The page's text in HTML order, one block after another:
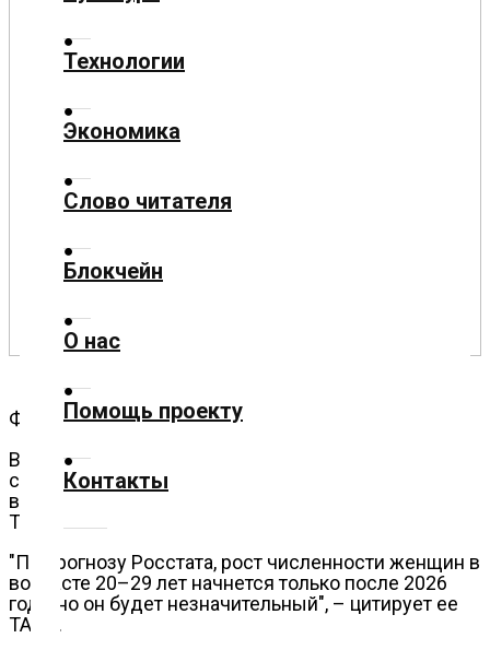
Политика
Спорт
Культура
читателя
нас
Помощь
Технологии
Экономика
Слово читателя
Блокчейн
О нас
Помощь проекту
Контакты
Фото: ТАСС/Дмитрий Ягодкин
В России наблюдается долгосрочная тенденция
снижения числа женщин репродуктивного
возраста. Об этом сообщила вице-премьер РФ
Татьяна Голикова.
"По прогнозу Росстата, рост численности женщин в
возрасте 20–29 лет начнется только после 2026
года, но он будет незначительный", – цитирует ее
ТАСС.